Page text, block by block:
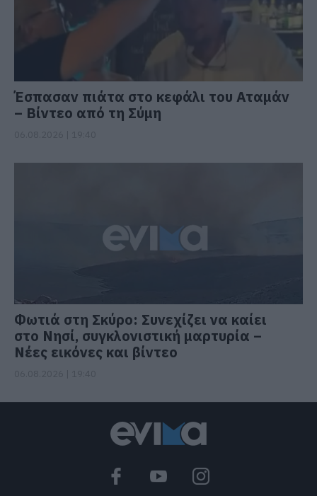
Έσπασαν πιάτα στο κεφάλι του Αταμάν
– Βίντεο από τη Σύμη
Φωτιά στη Σκύρο: Συνεχίζει να καίει
στο Νησί, συγκλονιστική μαρτυρία –
Νέες εικόνες και βίντεο